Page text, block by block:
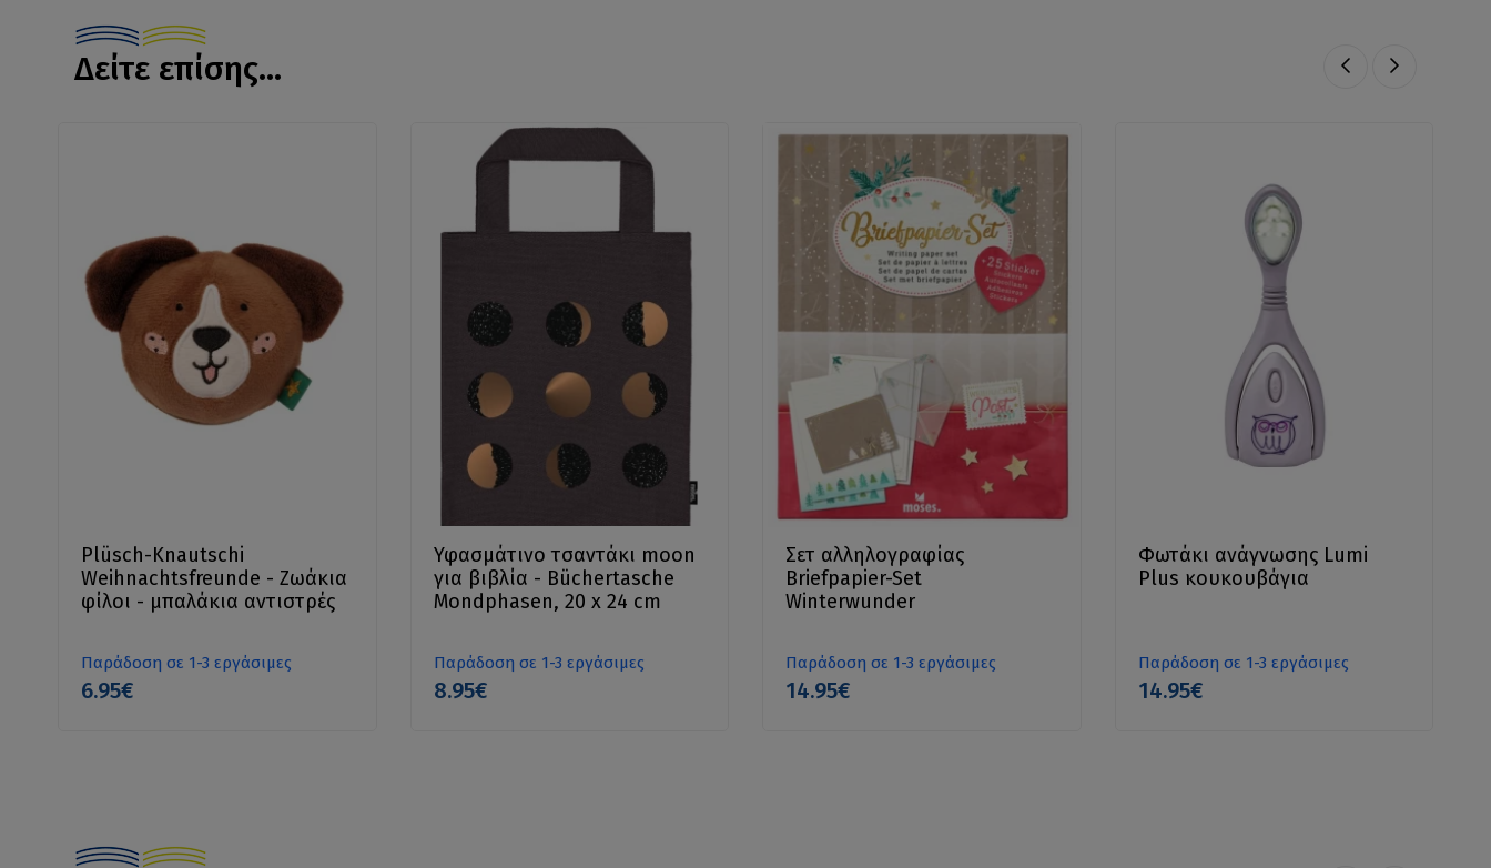
Δείτε επίσης...
Plüsch-Knautschi
Weihnachtsfreunde - Ζωάκια
φίλοι - μπαλάκια αντιστρές
Παράδοση σε 1-3 εργάσιμες
6.95€
Υφασμάτινο τσαντάκι moon
για βιβλία - Büchertasche
Mondphasen, 20 x 24 cm
Παράδοση σε 1-3 εργάσιμες
8.95€
Σετ αλληλογραφίας
Briefpapier-Set
Winterwunder
Παράδοση σε 1-3 εργάσιμες
14.95€
Φωτάκι ανάγνωσης Lumi
Plus κουκουβάγια
Παράδοση σε 1-3 εργάσιμες
14.95€